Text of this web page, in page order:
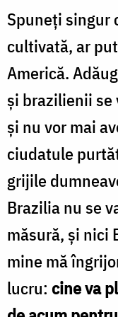
Spuneţi singur
cultivată, ar
Americă.
şi brazilienii se
şi nu vor mai
ciudatule
grijile
Brazilia nu se
măsură, şi nici
mine mă
lucru: cine va